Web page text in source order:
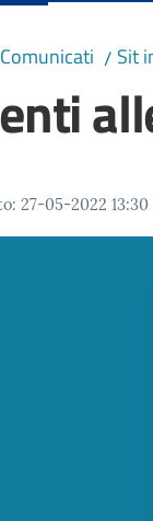
Comunicati / Sit
: 27-05-2022 13:30